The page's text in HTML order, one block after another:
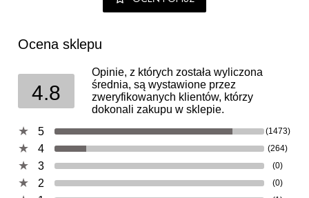
Ocena sklepu
4.8
Opinie, z których została wyliczona
średnia, są wystawione przez
zweryfikowanych klientów, którzy
dokonali zakupu w sklepie.
5
(1473)
4 (264)
3 (0)
2 (0)